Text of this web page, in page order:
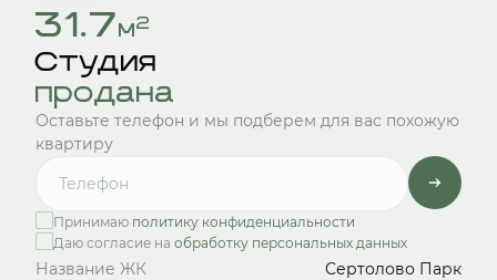
31.7м2
Студия
продана
Оставьте телефон и мы подберем для вас похожую
квартиру
Принимаю политику конфиденциальности
Даю согласие на обработку персональных данных
Название ЖК
Сертолово Парк